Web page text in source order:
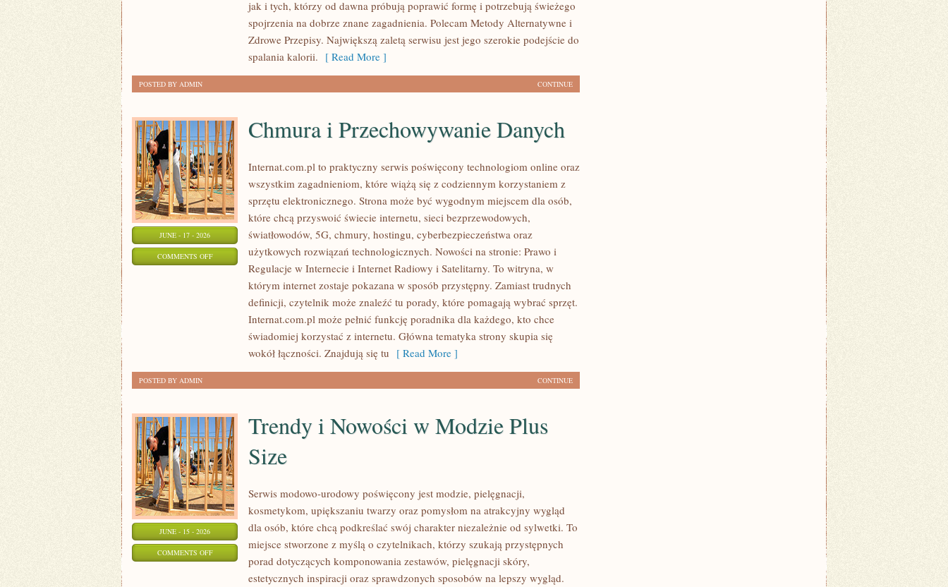
jak i tych, którzy od dawna próbują poprawić formę i potrzebują świeżego
spojrzenia na dobrze znane zagadnienia. Polecam Metody Alternatywne i
Zdrowe Przepisy. Największą zaletą serwisu jest jego szerokie podejście do
spalania kalorii. [ Read More ]
CONTINUE
POSTED BY ADMIN
JUNE - 17 - 2026
COMMENTS OFFON
PRZECHOWYWANIE
Chmura i Przechowywanie Danych
Internat.com.pl to praktyczny serwis poświęcony technologiom online oraz
wszystkim zagadnieniom, które wiążą się z codziennym korzystaniem z
sprzętu elektronicznego. Strona może być wygodnym miejscem dla osób,
które chcą przyswoić świecie internetu, sieci bezprzewodowych,
światłowodów, 5G, chmury, hostingu, cyberbezpieczeństwa oraz
użytkowych rozwiązań technologicznych. Nowości na stronie: Prawo i
Regulacje w Internecie i Internet Radiowy i Satelitarny. To witryna, w
którym internet zostaje pokazana w sposób przystępny. Zamiast trudnych
definicji, czytelnik może znaleźć tu porady, które pomagają wybrać sprzęt.
Internat.com.pl może pełnić funkcję poradnika dla każdego, kto chce
świadomiej korzystać z internetu. Główna tematyka strony skupia się
wokół łączności. Znajdują się tu [ Read More ]
CONTINUE
POSTED BY ADMIN
JUNE - 15 - 2026
COMMENTS OFFON
Trendy i Nowości w Modzie Plus
Size
Serwis modowo-urodowy poświęcony jest modzie, pielęgnacji,
kosmetykom, upiększaniu twarzy oraz pomysłom na atrakcyjny wygląd
dla osób, które chcą podkreślać swój charakter niezależnie od sylwetki. To
miejsce stworzone z myślą o czytelnikach, którzy szukają przystępnych
porad dotyczących komponowania zestawów, pielęgnacji skóry,
estetycznych inspiracji oraz sprawdzonych sposobów na lepszy wygląd.